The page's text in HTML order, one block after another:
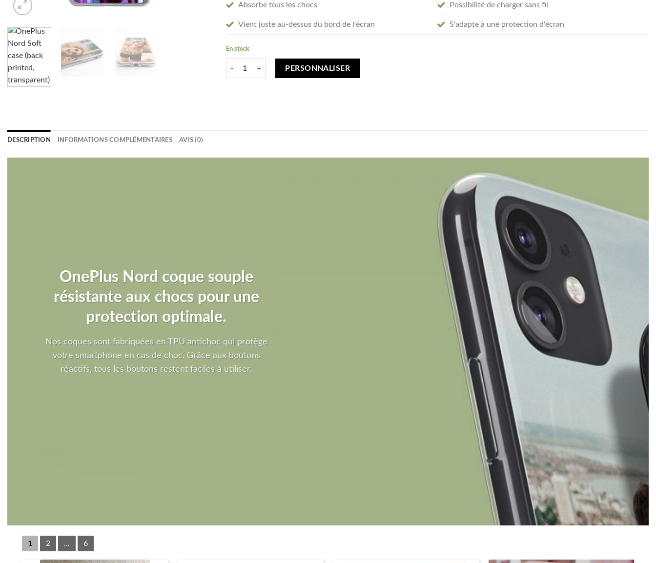
Absorbe tous les chocs
Vient juste au-dessus du bord de l'écran
Possibilité de charger sans fil
S'adapte à une protection d'écran
En stock
quantité de Créez votre OnePlus Nord coque personnalisée - transparent souple
PERSONNALISER
DESCRIPTION INFORMATIONS COMPLÉMENTAIRES AVIS (0)
OnePlus Nord coque souple
résistante aux chocs pour une
protection optimale.
Nos coques sont fabriquées en TPU antichoc qui protège
votre smartphone en cas de choc. Grâce aux boutons
réactifs, tous les boutons restent faciles à utiliser.
1 2 ... 6